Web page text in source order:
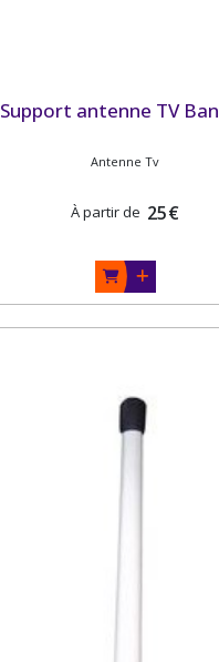
Support antenne TV
Antenne Tv
À partir de 25€